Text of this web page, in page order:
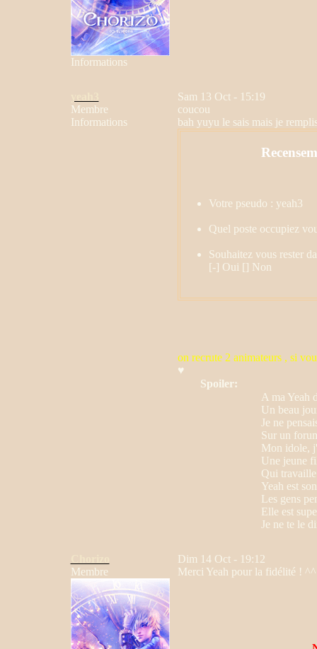
Informations
Membre
Informations
Sam 13 Oct - 15:19
coucou
bah yuyu le sais mais je
Votre pseudo : yeah3
Quel poste occupiez
Souhaitez vous rester
[-] Oui [] Non
on recrute 2 animateurs , si
♥
Spoiler:
A ma Yeah
Un beau
Je ne
Sur un
Mon idole,
Une jeune
Qui
Yeah est
Les gens
Elle est
Je ne te le
Membre
Dim 14 Oct - 19:12
Merci Yeah pour la fidélité ! ^^